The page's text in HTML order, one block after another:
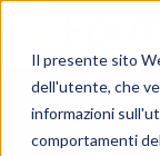
Il presente sito
dell'utente, che
informazioni
comportamenti